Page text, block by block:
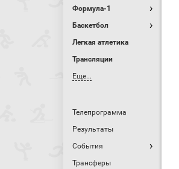
Формула-1
Баскетбол
Легкая атлетика
Трансляции
Еще...
Телепрограмма
Результаты
События
Трансферы